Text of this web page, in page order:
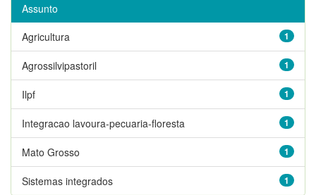
Assunto
1
Agricultura
1
Agrossilvipastoril
1
Ilpf
1
Integracao lavoura-pecuaria-floresta
1
Mato Grosso
1
Sistemas integrados